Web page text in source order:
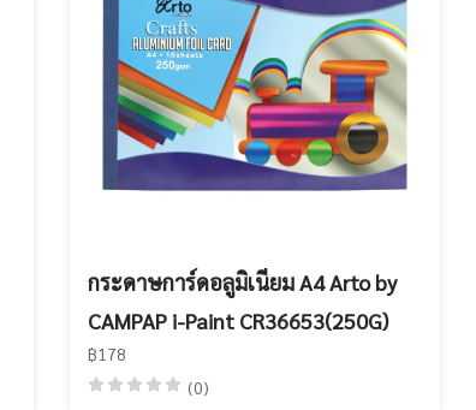
กระดาษการ์ดอลูมิเนียม A4 Arto by
CAMPAP i-Paint CR36653(250G)
฿178
(0)